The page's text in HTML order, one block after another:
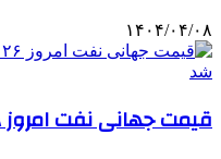
۱۴۰۴/۰۴/۰۸
قیمت جهانی نفت امروز ۲۸ فروردین؛ برنت افزایشی شد